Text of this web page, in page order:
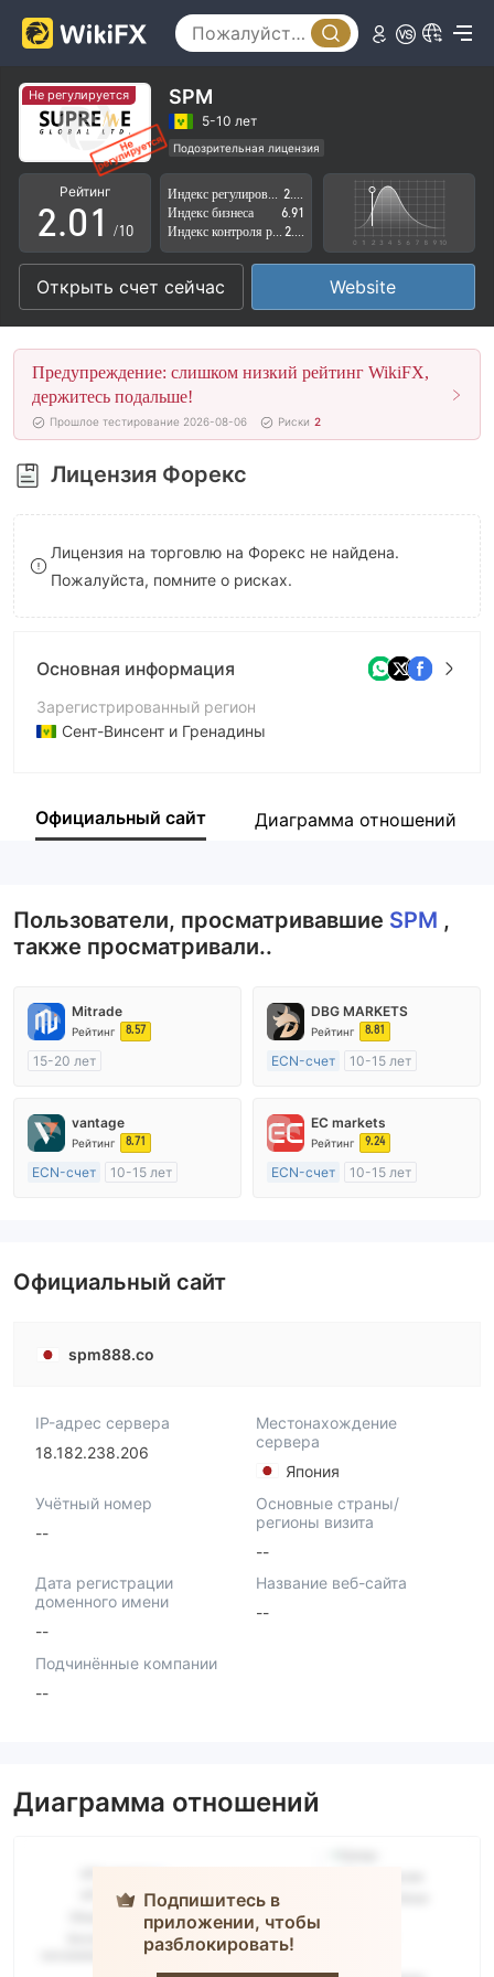
Не регулируется SPM
5-10 лет
Подозрительная лицензия
Регион деятельности подозрителен
Высокие потенциальные риски
Рейтинг
0
1
2
3
4
5
6
7
8
9
.0
1
2
3
4
5
6
7
8
9
0
1
2
3
4
5
6
7
8
9
/10
Индекс бизнеса
6.91
Открыть счет сейчас Website
Предупреждение: слишком низкий рейтинг WikiFX,
держитесь подальше!
Прошлое тестирование 2026-08-06 Риски 2
Лицензия Форекс
Лицензия на торговлю на Форекс не найдена.
Пожалуйста, помните о рисках.
Основная информация
Зарегистрированный регион
Сент-Винсент и Гренадины
Компания
Официальный сайт Диаграмма отношений
Пользователи, просматривавшие SPM ,
также просматривали..
Mitrade
Рейтинг 8.57
15-20 лет
Маркет-Мейкинг (MM)
DBG MARKETS
Рейтинг 8.81
ECN-счет
10-15 лет
Маркет-Мейкинг (MM)
Основной стандарт MT4
vantage
Рейтинг 8.71
ECN-счет
10-15 лет
EC markets
Рейтинг 9.24
ECN-счет
10-15 лет
Официальный сайт
spm888.co
IP-адрес сервера
18.182.238.206
Местонахождение
сервера
Япония
Учётный номер
--
Основные страны/
регионы визита
--
Дата регистрации
доменного имени
--
Название веб-сайта
--
Подчинённые компании
--
Диаграмма отношений
Подпишитесь в
приложении, чтобы
разблокировать!
SPM